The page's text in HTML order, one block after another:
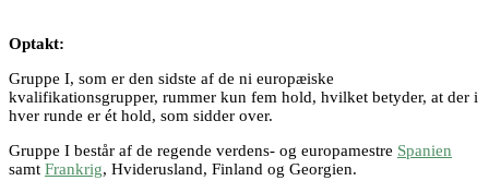
Optakt:
Gruppe I, som er den sidste af de ni europæiske
kvalifikationsgrupper, rummer kun fem hold, hvilket betyder, at der i
hver runde er ét hold, som sidder over.
Gruppe I består af de regende verdens- og europamestre Spanien
samt Frankrig, Hviderusland, Finland og Georgien.